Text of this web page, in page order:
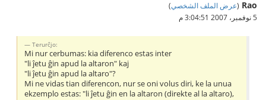
Rao
(عرض الملف الشخصي)
5 نوفمبر، 2007 3:04:51 م
Terurĉjo:
Mi nur cerbumas: kia diferenco estas inter
"li ĵetu ĝin apud la altaron" kaj
"li ĵetu ĝin apud la altaro"?
Mi ne vidas tian diferencon, nur se oni volus diri, ke la unua
ekzemplo estas: "li ĵetu ĝin en la altaron (direkte al la altaro),